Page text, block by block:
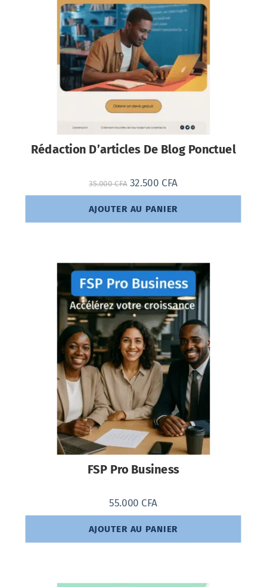
Rédaction D’articles De Blog Ponctuel
35.000CFA 32.500 CFA
AJOUTER AU PANIER
FSP Pro Business
55.000 CFA
AJOUTER AU PANIER